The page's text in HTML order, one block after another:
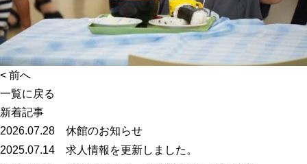
< 前へ
一覧に戻る
新着記事
2026.07.28 休館のお知らせ
2025.07.14 求人情報を更新しました。